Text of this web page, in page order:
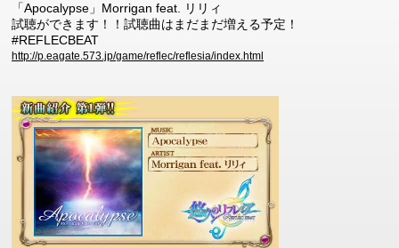
「Apocalypse」Morrigan feat. リリィ
試聴ができます！！試聴曲はまだまだ増える予定！
#REFLECBEAT
http://p.eagate.573.jp/game/reflec/reflesia/index.html